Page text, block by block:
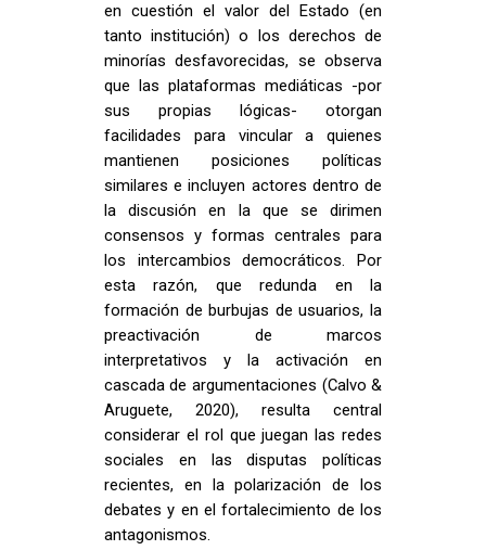
en cuestión el valor del Estado (en
tanto institución) o los derechos de
minorías desfavorecidas, se observa
que las plataformas mediáticas -por
sus propias lógicas- otorgan
facilidades para vincular a quienes
mantienen posiciones políticas
similares e incluyen actores dentro de
la discusión en la que se dirimen
consensos y formas centrales para
los intercambios democráticos. Por
esta razón, que redunda en la
formación de burbujas de usuarios, la
preactivación de marcos
interpretativos y la activación en
cascada de argumentaciones (Calvo &
Aruguete, 2020), resulta central
considerar el rol que juegan las redes
sociales en las disputas políticas
recientes, en la polarización de los
debates y en el fortalecimiento de los
antagonismos.